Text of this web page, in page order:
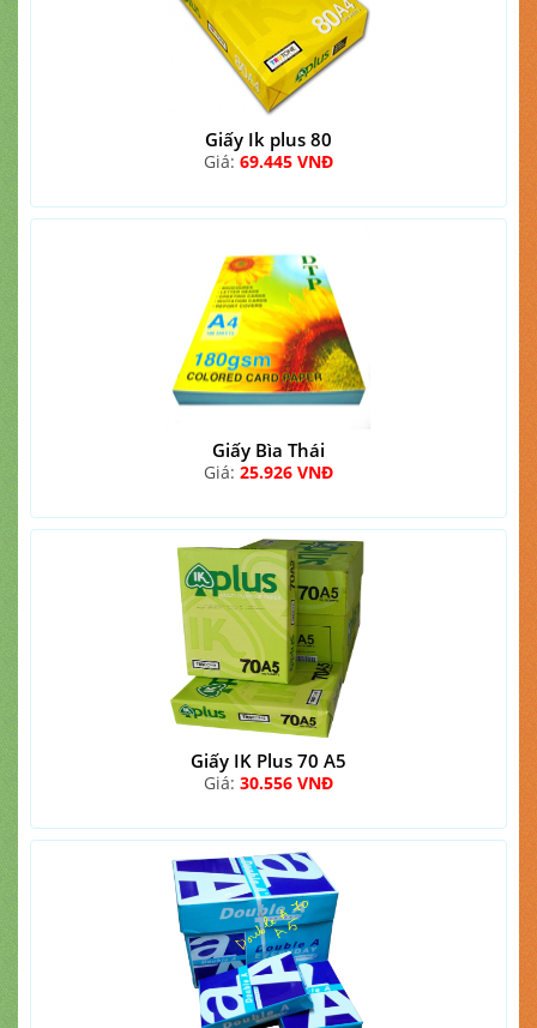
Giấy Ik plus 80
Giá: 69.445 VNĐ
Giấy Bìa Thái
Giá: 25.926 VNĐ
Giấy IK Plus 70 A5
Giá: 30.556 VNĐ